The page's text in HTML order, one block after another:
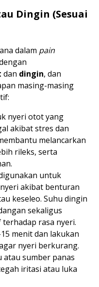
Dingin (Sesuai
dalam pain
dan dingin, dan
masing-masing
nyeri otot yang
akibat stres dan
melancarkan
rileks, serta
untuk
akibat benturan
keseleo. Suhu dingin
sekaligus
rasa nyeri.
menit dan lakukan
nyeri berkurang.
atau sumber panas
iritasi atau luka